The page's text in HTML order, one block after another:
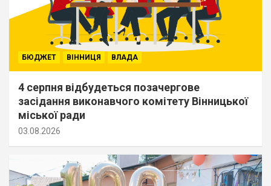
БЮДЖЕТ ВІННИЦЯ ВЛАДА
4 серпня відбудеться позачергове
засідання виконавчого комітету Вінницької
міської ради
03.08.2026